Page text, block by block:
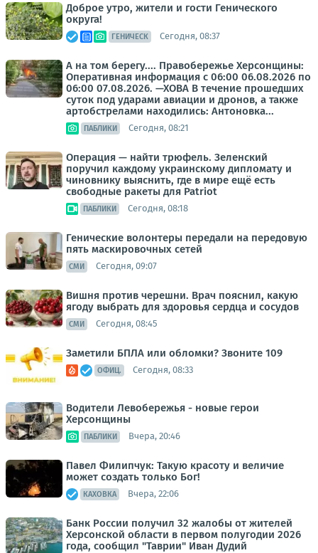
Доброе утро, жители и гости Генического
округа!
ГЕНИЧЕСК Сегодня, 08:37
А на том берегу.... Правобережье Херсонщины:
Оперативная информация с 06:00 06.08.2026 по
06:00 07.08.2026. —ХОВА В течение прошедших
суток под ударами авиации и дронов, а также
артобстрелами находились: Антоновка...
ПАБЛИКИ Сегодня, 08:21
Операция — найти трюфель. Зеленский
поручил каждому украинскому дипломату и
чиновнику выяснить, где в мире ещё есть
свободные ракеты для Patriot
ПАБЛИКИ Сегодня, 08:18
Генические волонтеры передали на передовую
пять маскировочных сетей
СМИ Сегодня, 09:07
Вишня против черешни. Врач пояснил, какую
ягоду выбрать для здоровья сердца и сосудов
СМИ Сегодня, 08:45
Заметили БПЛА или обломки? Звоните 109
ОФИЦ. Сегодня, 08:33
Водители Левобережья - новые герои
Херсонщины
ПАБЛИКИ Вчера, 20:46
Павел Филипчук: Такую красоту и величие
может создать только Бог!
КАХОВКА Вчера, 22:06
Банк России получил 32 жалобы от жителей
Херсонской области в первом полугодии 2026
года, сообщил "Таврии" Иван Дудий